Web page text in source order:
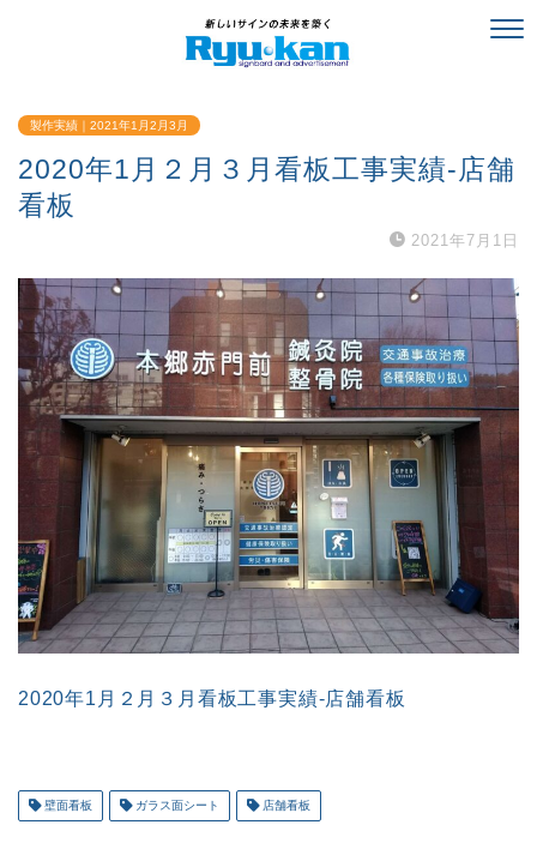
製作実績｜2021年1月2月3月
2020年1月２月３月看板工事実績-店舗
看板
2021年7月1日
2020年1月２月３月看板工事実績-店舗看板
壁面看板 ガラス面シート 店舗看板